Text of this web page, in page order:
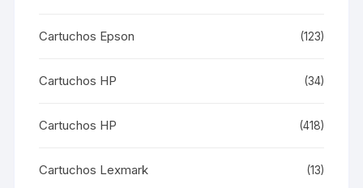
Cartuchos Epson (123)
Cartuchos HP (34)
Cartuchos HP (418)
Cartuchos Lexmark (13)